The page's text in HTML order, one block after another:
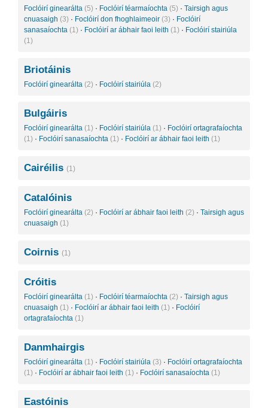
Foclóirí ginearálta (5) · Foclóirí téarmaíochta (5) · Tairsigh agus
cnuasaigh (3) · Foclóirí don fhoghlaimeoir (3) · Foclóirí
sanasaíochta (1) · Foclóirí ar ábhair faoi leith (1) · Foclóirí stairiúla
(1)
Briotáinis
Foclóirí ginearálta (2) · Foclóirí stairiúla (2)
Bulgáiris
Foclóirí ginearálta (1) · Foclóirí stairiúla (1) · Foclóirí ortagrafaíochta
(1) · Foclóirí sanasaíochta (1) · Foclóirí ar ábhair faoi leith (1)
Cairéilis (1)
Catalóinis
Foclóirí ginearálta (2) · Foclóirí ar ábhair faoi leith (2) · Tairsigh agus
cnuasaigh (1)
Coirnis (1)
Cróitis
Foclóirí ginearálta (1) · Foclóirí téarmaíochta (2) · Tairsigh agus
cnuasaigh (1) · Foclóirí ar ábhair faoi leith (1) · Foclóirí
ortagrafaíochta (1)
Danmhairgis
Foclóirí ginearálta (1) · Foclóirí stairiúla (3) · Foclóirí ortagrafaíochta
(1) · Foclóirí ar ábhair faoi leith (1) · Foclóirí sanasaíochta (1)
Eastóinis